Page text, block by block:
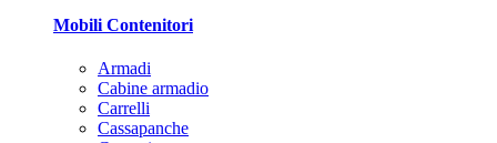
Mobili Contenitori
Armadi
Cabine armadio
Carrelli
Cassapanche